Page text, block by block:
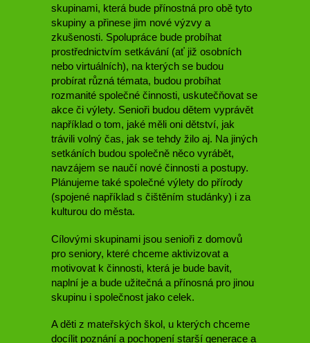
skupinami, která bude přínostná pro obě tyto
skupiny a přinese jim nové výzvy a
zkušenosti. Spolupráce bude probíhat
prostřednictvím setkávání (ať již osobních
nebo virtuálních), na kterých se budou
probírat různá témata, budou probíhat
rozmanité společné činnosti, uskutečňovat se
akce či výlety. Senioři budou dětem vyprávět
například o tom, jaké měli oni dětství, jak
trávili volný čas, jak se tehdy žilo aj. Na jiných
setkáních budou společně něco vyrábět,
navzájem se naučí nové činnosti a postupy.
Plánujeme také společné výlety do přírody
(spojené například s čištěním studánky) i za
kulturou do města.
Cílovými skupinami jsou senioři z domovů
pro seniory, které chceme aktivizovat a
motivovat k činnosti, která je bude bavit,
naplní je a bude užitečná a přínosná pro jinou
skupinu i společnost jako celek.
A děti z mateřských škol, u kterých chceme
docílit poznání a pochopení starší generace a